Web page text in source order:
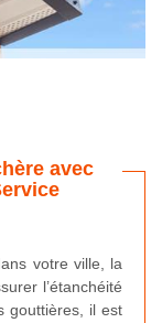
avec
votre ville, la
l’étanchéité
gouttières, il est